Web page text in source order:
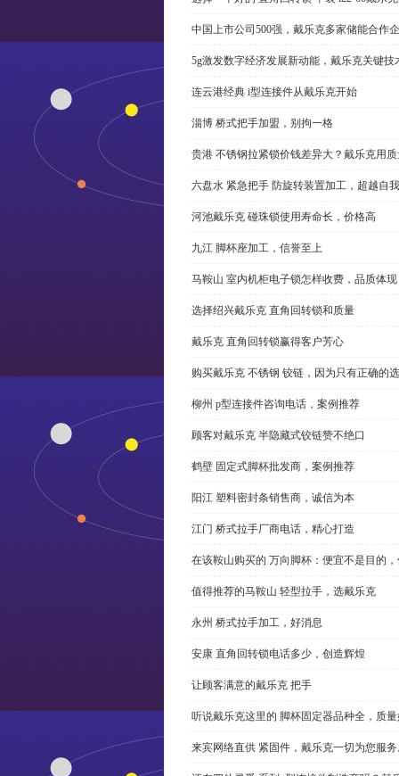
中国上市公司500强，戴乐克多家储能合作
5g激发数字经济发展新动能，戴乐克关键技
连云港经典 i型连接件从戴乐克开始
淄博 桥式把手加盟，别拘一格
贵港 不锈钢拉紧锁价钱差异大？戴乐克用
六盘水 紧急把手 防旋转装置加工，超越自我
河池戴乐克 碰珠锁使用寿命长，价格高
九江 脚杯座加工，信誉至上
马鞍山 室内机柜电子锁怎样收费，品质体现
选择绍兴戴乐克 直角回转锁和质量
戴乐克 直角回转锁赢得客户芳心
购买戴乐克 不锈钢 铰链，因为只有正确的
柳州 p型连接件咨询电话，案例推荐
顾客对戴乐克 半隐藏式铰链赞不绝口
鹤壁 固定式脚杯批发商，案例推荐
阳江 塑料密封条销售商，诚信为本
江门 桥式拉手厂商电话，精心打造
在该鞍山购买的 万向脚杯：便宜不是目的
值得推荐的马鞍山 轻型拉手，选戴乐克
永州 桥式拉手加工，好消息
安康 直角回转锁电话多少，创造辉煌
让顾客满意的戴乐克 把手
听说戴乐克这里的 脚杯固定器品种全，质
来宾网络直供 紧固件，戴乐克一切为您服